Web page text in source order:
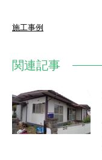
施工事例
関連記事